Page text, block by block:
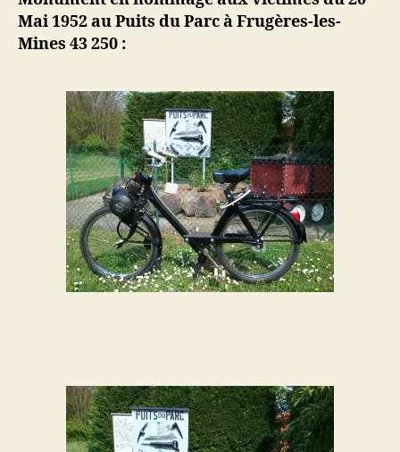
Mai 1952 au Puits du Parc à Frugères-les-
Mines 43 250 :